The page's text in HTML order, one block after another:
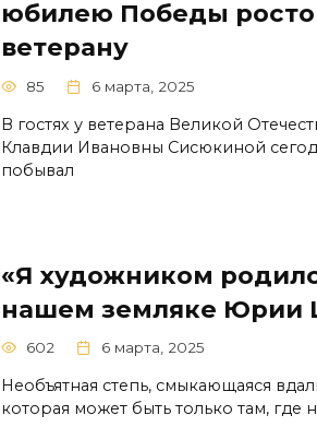
юбилею Победы
ветерану
85 6 марта, 2025
В гостях у ветерана Великой
Клавдии Ивановны Сисюкиной
побывал
«Я художником
нашем земляке Юрии
602 6 марта, 2025
Необъятная степь, смыкающаяся
которая может быть только там, где